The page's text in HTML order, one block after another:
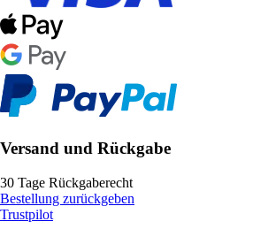
Versand und Rückgabe
30 Tage Rückgaberecht
Bestellung zurückgeben
Trustpilot